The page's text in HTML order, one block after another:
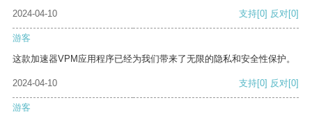
2024-04-10 支持[0] 反对[0]
游客
这款加速器VPM应用程序已经为我们带来了无限的隐私和安全性保护。
2024-04-10 支持[0] 反对[0]
游客